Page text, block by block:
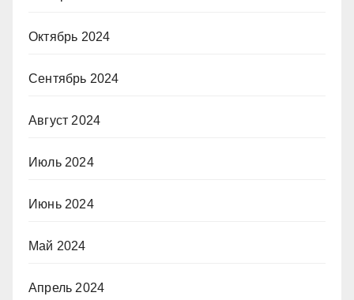
Октябрь 2024
Сентябрь 2024
Август 2024
Июль 2024
Июнь 2024
Май 2024
Апрель 2024